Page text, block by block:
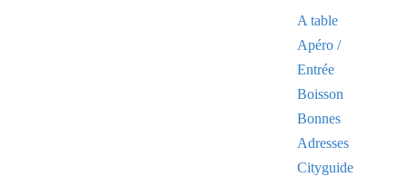
A table
Apéro /
Entrée
Boisson
Bonnes
Adresses
Cityguide